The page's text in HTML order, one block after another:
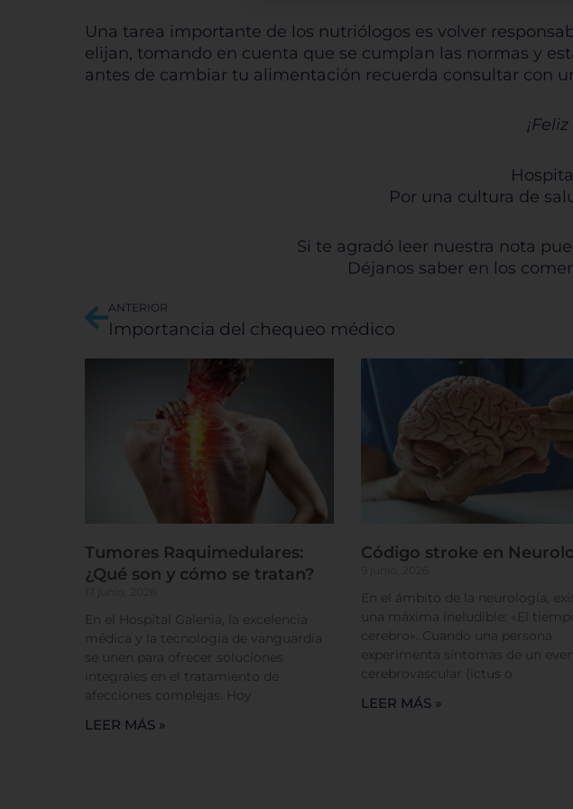
Una tarea importante de los nutriólogos es volver
elijan, tomando en cuenta que se cumplan las normas y
antes de cambiar tu alimentación recuerda consultar con
¡
Por una cultura de
Si te agradó leer nuestra nota
Déjanos saber en los
AntANTERIOR
Importancia del chequeo médico
Tumores Raquimedulares:
¿Qué son y cómo se tratan?
En el Hospital Galenia, la excelencia
médica y la tecnología de vanguardia
se unen para ofrecer soluciones
integrales en el tratamiento de
afecciones complejas. Hoy
LEER MÁS »
Código stroke en
En el ámbito de la neurología,
una máxima ineludible: «El
cerebro». Cuando una persona
experimenta síntomas de un
cerebrovascular (ictus o
LEER MÁS »
encabezados de cada
configuraciones
tipos de cookies puede
Sistema de
Cookies de
Cookies de
Rechazar todas